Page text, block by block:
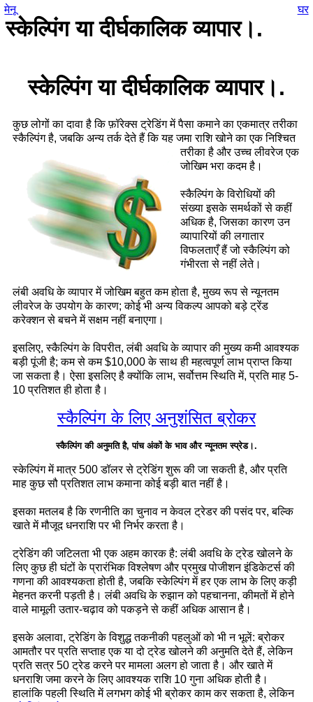
स्केल्पिंग या दीर्घकालिक व्यापार।.
मेनू घर
स्केल्पिंग या दीर्घकालिक व्यापार।.
कुछ लोगों का दावा है कि फ़ॉरेक्स ट्रेडिंग में पैसा कमाने का एकमात्र तरीका
स्कैल्पिंग है, जबकि अन्य तर्क देते हैं कि यह जमा राशि खोने का एक निश्चित
तरीका है औरउच्च लीवरेज एक
जोखिम भरा कदम है।
स्कैल्पिंग के विरोधियों की
संख्या इसके समर्थकों से कहीं
अधिक है, जिसका कारण उन
व्यापारियों की लगातार
विफलताएँ हैं जो स्कैल्पिंग को
गंभीरता से नहीं लेते।
लंबी अवधि के व्यापार में जोखिम बहुत कम होता है, मुख्य रूप से न्यूनतम
लीवरेज के उपयोग के कारण; कोई भी अन्य विकल्प आपको बड़े ट्रेंड
करेक्शन से बचने में सक्षम नहीं बनाएगा।
इसलिए, स्कैल्पिंग के विपरीत, लंबी अवधि के व्यापार की मुख्य कमी आवश्यक
बड़ी पूंजी है; कम से कम $10,000 के साथ ही महत्वपूर्ण लाभ प्राप्त किया
जा सकता है। ऐसा इसलिए है क्योंकि लाभ, सर्वोत्तम स्थिति में, प्रति माह 5-
10 प्रतिशत ही होता है।
स्कैल्पिंग के लिए अनुशंसित ब्रोकर
स्कैल्पिंग की अनुमति है, पांच अंकों के भाव और न्यूनतम स्प्रेड।.
स्केल्पिंग में मात्र 500 डॉलर से ट्रेडिंग शुरू की जा सकती है, और प्रति
माह कुछ सौ प्रतिशत लाभ कमाना कोई बड़ी बात नहीं है।
इसका मतलब है कि रणनीति का चुनाव न केवल ट्रेडर की पसंद पर, बल्कि
खाते में मौजूद धनराशि पर भी निर्भर करता है।
ट्रेडिंग की जटिलता भी एक अहम कारक है: लंबी अवधि के ट्रेड खोलने के
लिए कुछ ही घंटों के प्रारंभिक विश्लेषण और प्रमुख पोजीशन इंडिकेटर्स की
गणना की आवश्यकता होती है, जबकि स्केल्पिंग में हर एक लाभ के लिए कड़ी
मेहनत करनी पड़ती है। लंबी अवधि के रुझान को पहचानना, कीमतों में होने
वाले मामूली उतार-चढ़ाव को पकड़ने से कहीं अधिक आसान है।
इसके अलावा, ट्रेडिंग के विशुद्ध तकनीकी पहलुओं को भी न भूलें: ब्रोकर
आमतौर पर प्रति सप्ताह एक या दो ट्रेड खोलने की अनुमति देते हैं, लेकिन
प्रति सत्र 50 ट्रेड करने पर मामला अलग हो जाता है। और खाते में
धनराशि जमा करने के लिए आवश्यक राशि 10 गुना अधिक होती है।
हालांकि पहली स्थिति में लगभग कोई भी ब्रोकर काम कर सकता है, लेकिन